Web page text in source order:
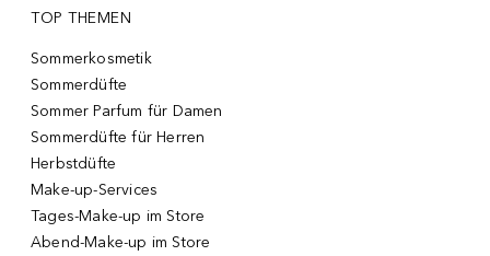
TOP THEMEN
Sommerkosmetik
Sommerdüfte
Sommer Parfum für Damen
Sommerdüfte für Herren
Herbstdüfte
Make-up-Services
Tages-Make-up im Store
Abend-Make-up im Store